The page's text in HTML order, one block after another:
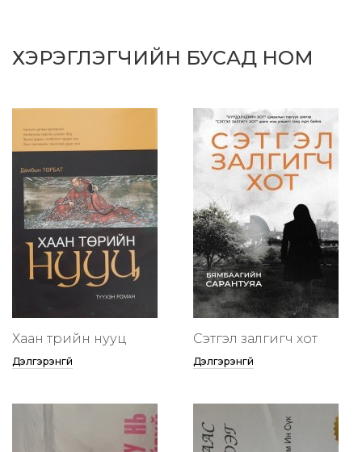
ХЭРЭГЛЭГЧИЙН БУСАД НОМ
Хаан төрийн нууц
Дэлгэрэнгүй
Сэтгэл залгигч хот
Дэлгэрэнгүй